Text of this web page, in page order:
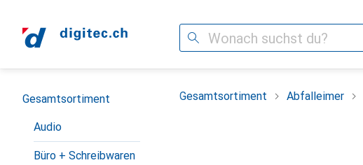
Suche
Navigation nach Kategorien
Gesamtsortiment
Audio
Büro + Schreibwaren
Gesamtsortiment Abfalleimer